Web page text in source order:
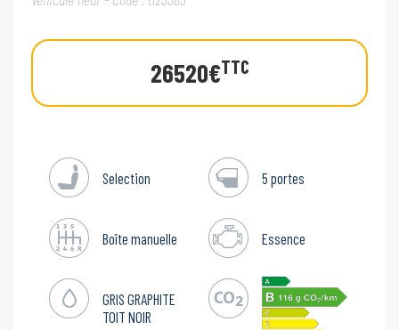
26520€TTC
Selection 5 portes
Boîte manuelle Essence
GRIS GRAPHITE
TOIT NOIR